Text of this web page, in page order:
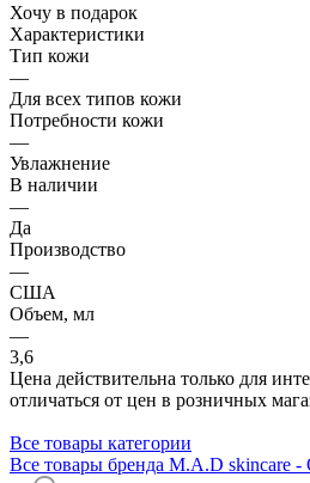
Хочу в подарок
Характеристики
Тип кожи
—
Для всех типов кожи
Потребности кожи
—
Увлажнение
В наличии
—
Да
Производство
—
США
Объем, мл
—
3,6
Цена действительна только для
отличаться от цен в розничных
Все товары категории
Все товары бренда M.A.D